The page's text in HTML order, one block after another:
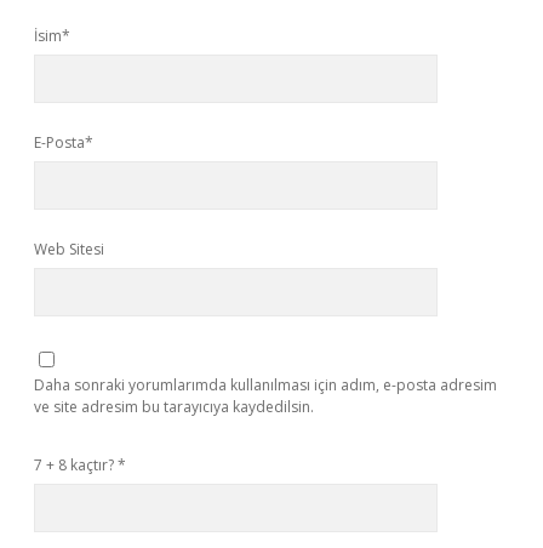
İsim*
E-Posta*
Web Sitesi
Daha sonraki yorumlarımda kullanılması için adım, e-posta adresim
ve site adresim bu tarayıcıya kaydedilsin.
7 + 8 kaçtır?*